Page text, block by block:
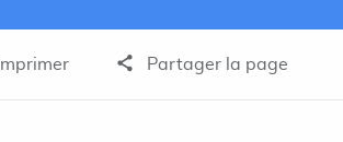
Imprimer Partager la page